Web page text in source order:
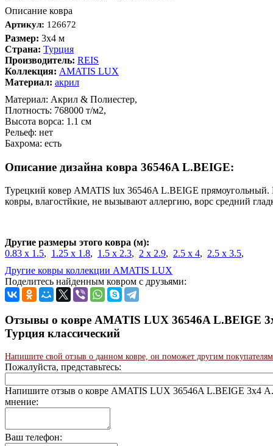
Описание ковра
Артикул: 126672
Размер: 3x4 м
Страна: Турция
Производитель: REIS
Коллекция: AMATIS LUX
Материал: акрил
Материал: Акрил & Полиестер,
Плотность: 768000 т/м2,
Высота ворса: 1.1 см
Рельеф: нет
Бахрома: есть
Описание дизайна ковра 36546A L.BEIGE:
Турецкий ковер AMATIS lux 36546A L.BEIGE прямоугольный.
ковры, влагостйкие, не вызывают аллергию, ворс средний
Другие размеры этого ковра (м):
0.83 x 1.5, 1.25 x 1.8, 1.5 x 2.3, 2 x 2.9, 2.5 x 4, 2.5 x 3.5,
Другие ковры коллекции AMATIS LUX
Поделитесь найденным ковром с друзьями:
Отзывы о ковре AMATIS LUX 36546A L.BEIGE
Турция классический
Напишите свой отзыв о данном ковре, он поможет другим
Пожалуйста, представьтесь:
Напишите отзыв о ковре AMATIS LUX 36546A L.BEIGE 3x4
мнение:
Ваш телефон: